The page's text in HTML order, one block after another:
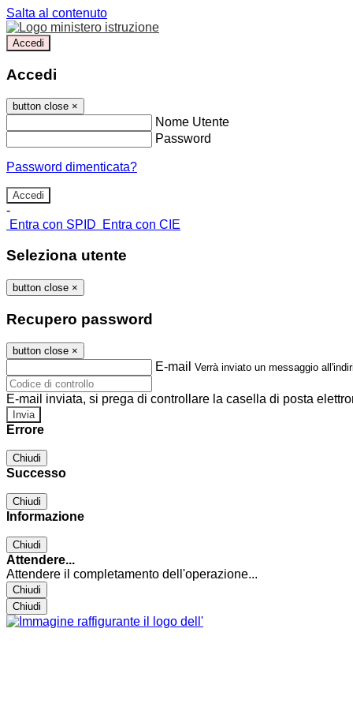
Salta al contenuto
Accedi
Accedi
button close ×
Nome Utente
Password
Password dimenticata?
-
Entra con SPID
Entra con CIE
Seleziona utente
button close ×
Recupero password
button close ×
E-mail Verrà inviato un messaggio
E-mail inviata, si prega di controllare la casella di posta
Errore
Chiudi
Successo
Chiudi
Informazione
Chiudi
Attendere...
Attendere il completamento dell'operazione...
Chiudi
Chiudi